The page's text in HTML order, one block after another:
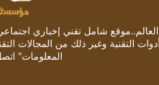
شامل تقني إخباري
التقنية وغير ذلك من المجالات
المعلومات"